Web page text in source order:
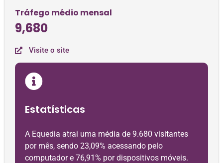
Tráfego médio mensal
9,680
Visite o site
Estatísticas
A Equedia atrai uma média de 9.680 visitantes
por mês, sendo 23,09% acessando pelo
computador e 76,91% por dispositivos móveis.